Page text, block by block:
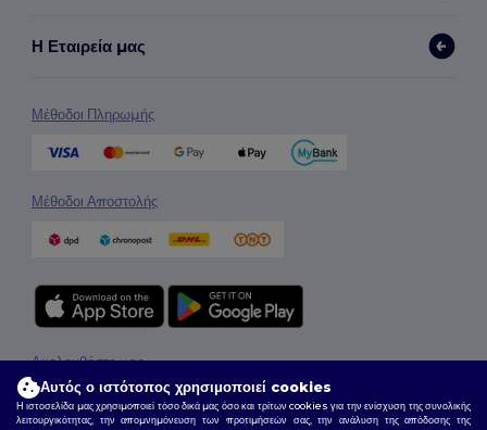
Η Εταιρεία μας
Μέθοδοι Πληρωμής
Μέθοδοι Αποστολής
Ακολουθήστε μας
Αυτός ο ιστότοπος χρησιμοποιεί cookies
Η ιστοσελίδα μας χρησιμοποιεί τόσο δικά μας όσο και τρίτων cookies για την ενίσχυση της συνολικής
λειτουργικότητας, την απομνημόνευση των προτιμήσεών σας, την ανάλυση της απόδοσης της